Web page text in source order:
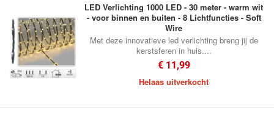
LED Verlichting 1000 LED - 30 meter - warm wit
- voor binnen en buiten - 8 Lichtfuncties - Soft
Wire
Met deze innovatieve led verlichting breng jij de
kerstsferen in huis....
€ 11,99
Helaas uitverkocht